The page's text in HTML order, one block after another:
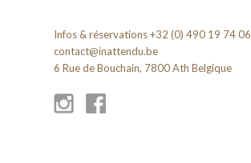
Infos & réservations +32 (0) 490 19 74 06
contact@inattendu.be
6 Rue de Bouchain, 7800 Ath Belgique